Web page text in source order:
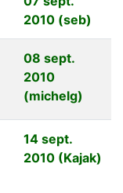
2010 (seb)
08 sept.
2010
(michelg)
14 sept.
2010 (Kajak)